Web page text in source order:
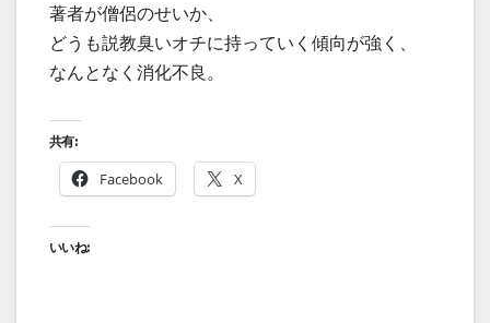
著者が僧侶のせいか、
どうも説教臭いオチに持っていく傾向が強く、
なんとなく消化不良。
共有:
Facebook X
いいね: